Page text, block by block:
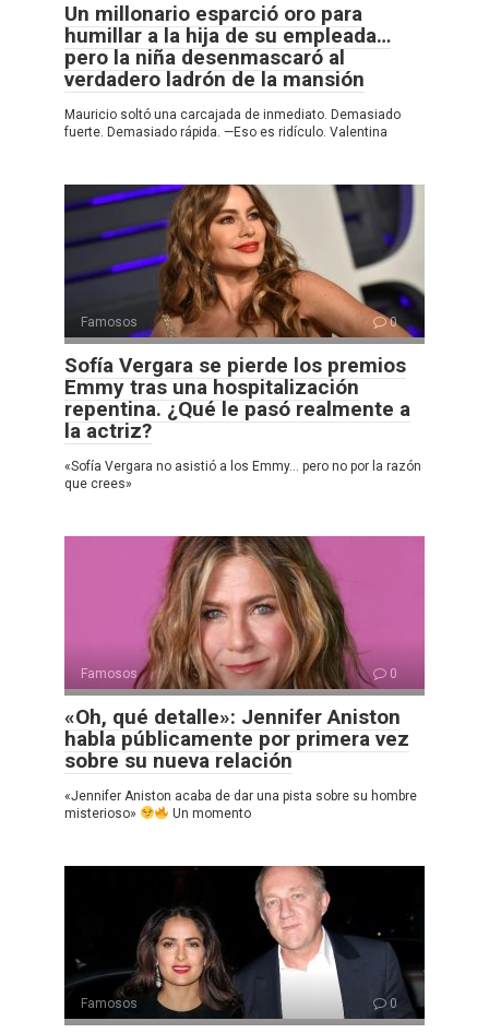
Un millonario esparció oro para
humillar a la hija de su empleada…
pero la niña desenmascaró al
verdadero ladrón de la mansión
Mauricio soltó una carcajada de inmediato. Demasiado
fuerte. Demasiado rápida. —Eso es ridículo. Valentina
Famosos 0
Sofía Vergara se pierde los premios
Emmy tras una hospitalización
repentina. ¿Qué le pasó realmente a
la actriz?
«Sofía Vergara no asistió a los Emmy… pero no por la razón
que crees»
Famosos 0
«Oh, qué detalle»: Jennifer Aniston
habla públicamente por primera vez
sobre su nueva relación
«Jennifer Aniston acaba de dar una pista sobre su hombre
misterioso»
Un momento
Famosos 0